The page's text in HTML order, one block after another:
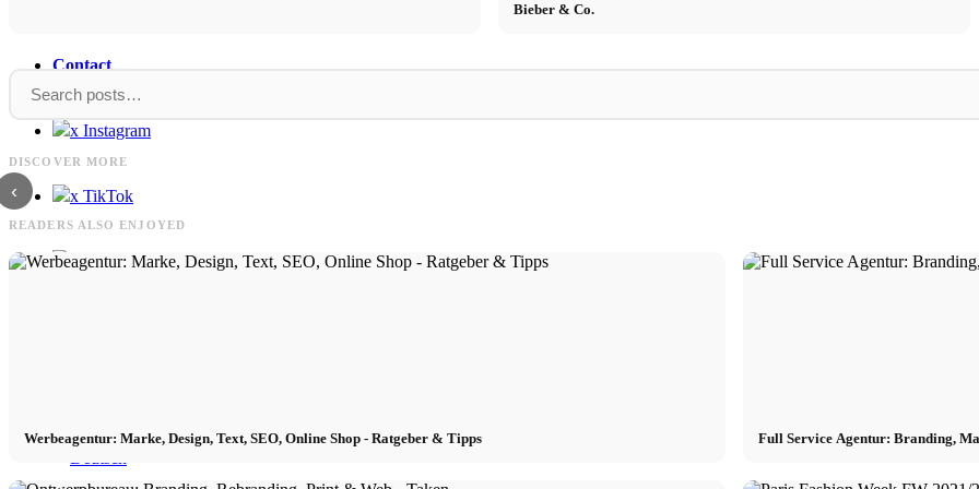
Contact
x Instagram
x TikTok
x YouTube
Bieber & Co.
DISCOVER MORE
‹
Top
Haute-Couture en High Fashion Street-Wear
READERS ALSO ENJOYED
Werbeagentur: Marke, Design, Text, SEO, Online Shop - Ratgeber & Tipps Full Service Agentur: Branding,